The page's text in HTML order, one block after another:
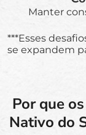
Manter
***Esses
se expandem
Por que
Nativo do